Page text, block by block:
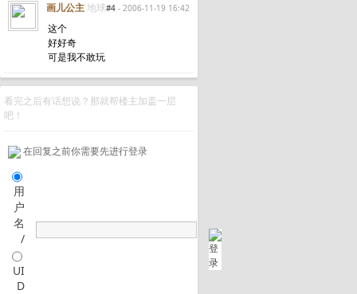
#4 - 2006-11-19 16:42
画儿公主地球
这个
好好奇
可是我不敢玩
看完之后有话想说？那就帮楼主加盖一层
吧！
在回复之前你需要先进行登录
用
户
名
/
UI
D